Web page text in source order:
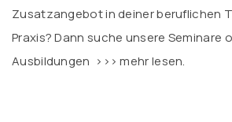
Zusatzangebot in deiner beruflichen
Praxis? Dann suche unsere Seminare
Ausbildungen >>> mehr lesen.